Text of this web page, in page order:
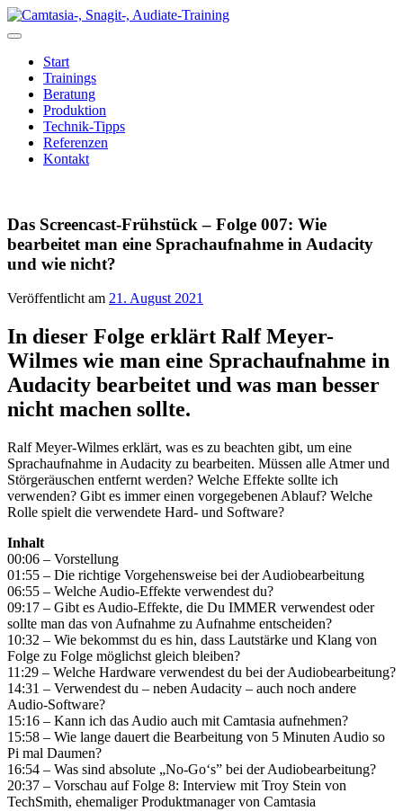
Zum
Inhalt
Start
Trainings
Beratung
Produktion
Technik-Tipps
Referenzen
Kontakt
Das Screencast-Frühstück – Folge 007: Wie
bearbeitet man eine Sprachaufnahme in Audacity
und wie nicht?
Veröffentlicht am 21. August 2021
In dieser Folge erklärt Ralf Meyer-
Wilmes wie man eine Sprachaufnahme in
Audacity bearbeitet und was man besser
nicht machen sollte.
Ralf Meyer-Wilmes erklärt, was es zu beachten gibt, um eine
Sprachaufnahme in Audacity zu bearbeiten. Müssen alle Atmer und
Störgeräuschen entfernt werden? Welche Effekte sollte ich
verwenden? Gibt es immer einen vorgegebenen Ablauf? Welche
Rolle spielt die verwendete Hard- und Software?
Inhalt
00:06 – Vorstellung
01:55 – Die richtige Vorgehensweise bei der Audiobearbeitung
06:55 – Welche Audio-Effekte verwendest du?
09:17 – Gibt es Audio-Effekte, die Du IMMER verwendest oder
sollte man das von Aufnahme zu Aufnahme entscheiden?
10:32 – Wie bekommst du es hin, dass Lautstärke und Klang von
Folge zu Folge möglichst gleich bleiben?
11:29 – Welche Hardware verwendest du bei der Audiobearbeitung?
14:31 – Verwendest du – neben Audacity – auch noch andere
Audio-Software?
15:16 – Kann ich das Audio auch mit Camtasia aufnehmen?
15:58 – Wie lange dauert die Bearbeitung von 5 Minuten Audio so
Pi mal Daumen?
16:54 – Was sind absolute „No-Go‘s” bei der Audiobearbeitung?
20:37 – Vorschau auf Folge 8: Interview mit Troy Stein von
TechSmith, ehemaliger Produktmanager von Camtasia